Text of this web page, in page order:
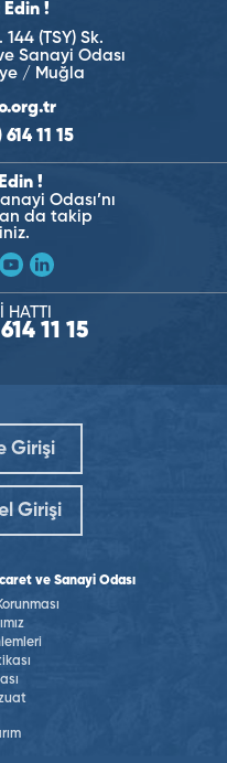
!
(TSY) Sk.
Sanayi Odası
/ Muğla
11 15
!
Odası’nı
da takip
HATTI
11 15
Girişi
Girişi
ve Sanayi Odası